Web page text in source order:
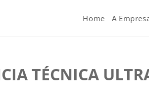
Home A
TÉCNICA